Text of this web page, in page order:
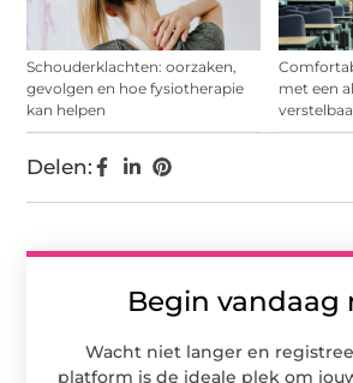
Schouderklachten: oorzaken,
gevolgen en hoe fysiotherapie
kan helpen
met een
Begin vandaag
Wacht niet langer en
platform is de ideale plek om
Delen: